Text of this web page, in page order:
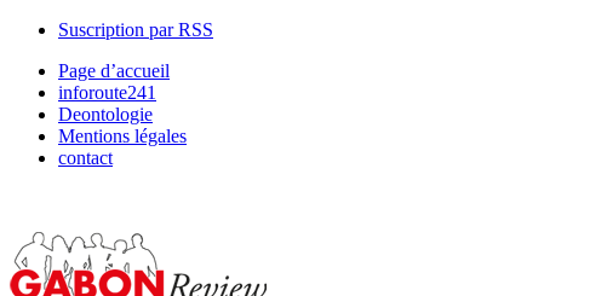
Suscription par RSS
Page d’accueil
inforoute241
Deontologie
Mentions légales
contact